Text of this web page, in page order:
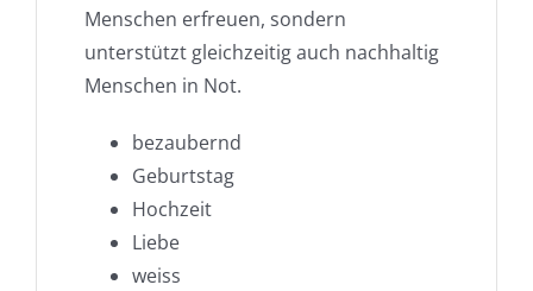
Menschen erfreuen, sondern
unterstützt gleichzeitig auch nachhaltig
Menschen in Not.
bezaubernd
Geburtstag
Hochzeit
Liebe
weiss